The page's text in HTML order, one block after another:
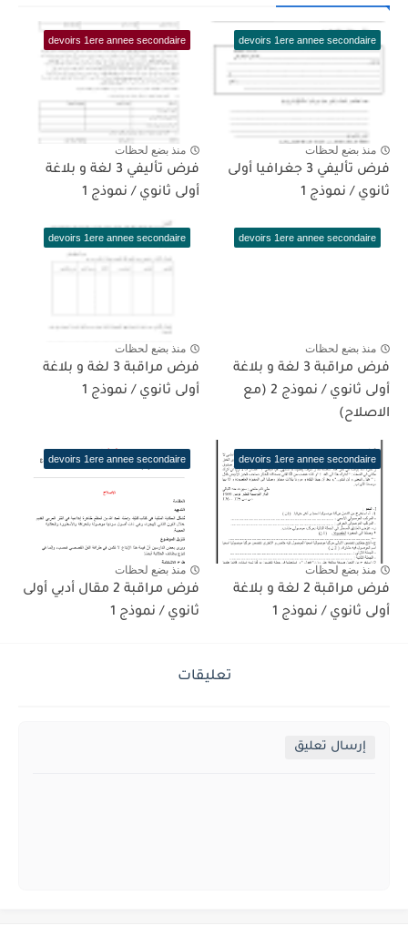
devoirs 1ere annee secondaire
منذ بضع لحظات
فرض تأليفي 3 جغرافيا أولى
ثانوي / نموذج 1
devoirs 1ere annee secondaire
منذ بضع لحظات
فرض تأليفي 3 لغة و بلاغة
أولى ثانوي / نموذج 1
devoirs 1ere annee secondaire
منذ بضع لحظات
فرض مراقبة 3 لغة و بلاغة
أولى ثانوي / نموذج 2 (مع
الاصلاح)
devoirs 1ere annee secondaire
منذ بضع لحظات
فرض مراقبة 3 لغة و بلاغة
أولى ثانوي / نموذج 1
devoirs 1ere annee secondaire
منذ بضع لحظات
فرض مراقبة 2 لغة و بلاغة
أولى ثانوي / نموذج 1
devoirs 1ere annee secondaire
منذ بضع لحظات
فرض مراقبة 2 مقال أدبي أولى
ثانوي / نموذج 1
تعليقات
إرسال تعليق